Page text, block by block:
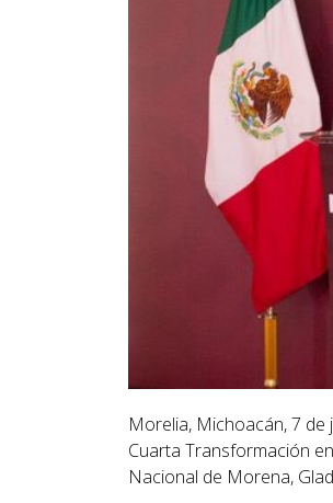
Morelia, Michoacán, 7
Cuarta Transformación
Nacional de Morena,